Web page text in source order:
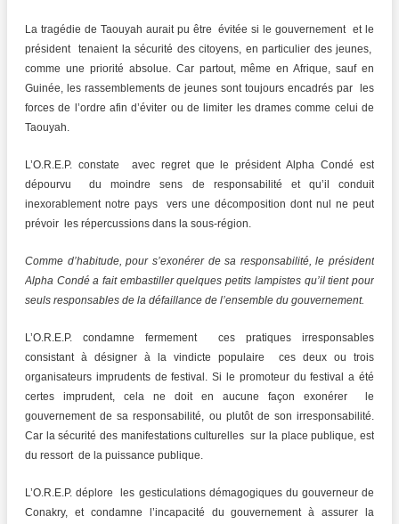
La tragédie de Taouyah aurait pu être évitée si le gouvernement et le
président tenaient la sécurité des citoyens, en particulier des jeunes,
comme une priorité absolue. Car partout, même en Afrique, sauf en
Guinée, les rassemblements de jeunes sont toujours encadrés par les
forces de l’ordre afin d’éviter ou de limiter les drames comme celui de
Taouyah.
L’O.R.E.P. constate avec regret que le président Alpha Condé est
dépourvu du moindre sens de responsabilité et qu’il conduit
inexorablement notre pays vers une décomposition dont nul ne peut
prévoir les répercussions dans la sous-région.
Comme d’habitude, pour s’exonérer de sa responsabilité, le président
Alpha Condé a fait embastiller quelques petits lampistes qu’il tient pour
seuls responsables de la défaillance de l’ensemble du gouvernement.
L’O.R.E.P. condamne fermement ces pratiques irresponsables
consistant à désigner à la vindicte populaire ces deux ou trois
organisateurs imprudents de festival. Si le promoteur du festival a été
certes imprudent, cela ne doit en aucune façon exonérer le
gouvernement de sa responsabilité, ou plutôt de son irresponsabilité.
Car la sécurité des manifestations culturelles sur la place publique, est
du ressort de la puissance publique.
L’O.R.E.P. déplore les gesticulations démagogiques du gouverneur de
Conakry, et condamne l’incapacité du gouvernement à assurer la